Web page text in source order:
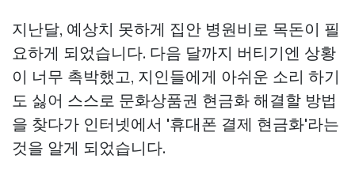
지난달, 예상치 못하게 집안 병원비로 목돈이 필
요하게 되었습니다. 다음 달까지 버티기엔 상황
이 너무 촉박했고, 지인들에게 아쉬운 소리 하기
도 싫어 스스로 문화상품권 현금화 해결할 방법
을 찾다가 인터넷에서 '휴대폰 결제 현금화'라는
것을 알게 되었습니다.